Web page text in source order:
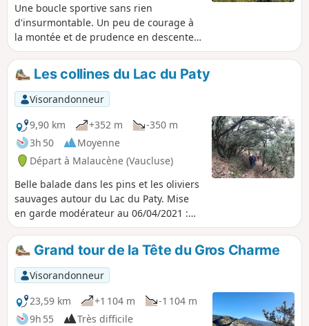
Une boucle sportive sans rien
d'insurmontable. Un peu de courage à
la montée et de prudence en descente
seront récompensés par de superbes
panoramas depuis les Dentelles de
Montmirail jusqu'au Mont Ventoux et
sur la vallée du Rhône jusqu'aux
Alpilles. Le très joli village du Barroux se
laisse photographier sous tous les
angles et une visite du château après la
randonnée est fortement recommandée
pour finir en beauté.
Les collines du Lac du Paty
Visorandonneur
9,90 km
+352 m
-350 m
3h 50
Moyenne
Départ à Malaucène (Vaucluse)
Belle balade dans les pins et les oliviers
sauvages autour du Lac du Paty. Mise
en garde modérateur au 06/04/2021 :
GPS ou appli Visorando utile pour cette
randonnée ; voir les commentaires en
bas de cette fiche
Grand tour de la Tête du Gros Charme
Visorandonneur
23,59 km
+1 104 m
-1 104 m
9h 55
Très difficile